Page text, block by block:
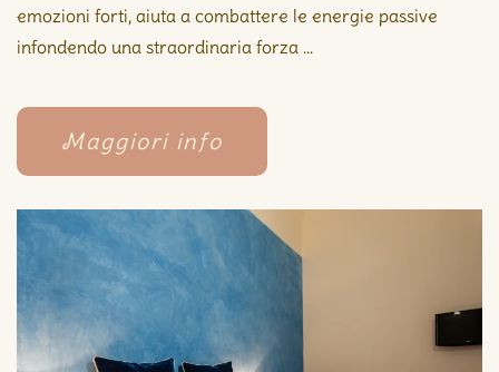
emozioni forti, aiuta a combattere le energie passive
infondendo una straordinaria forza ...
Maggiori info